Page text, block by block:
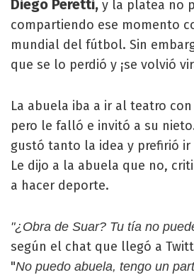
Diego Peretti, y la platea no
compartiendo ese momento
mundial del fútbol. Sin
que se lo perdió y ¡se volvió
La abuela iba a ir al teatro
pero le falló e invitó a su
gustó tanto la idea y prefirió
Le dijo a la abuela que no,
a hacer deporte.
"¿Obra de Suar? Tu tía no
según el chat que llegó a
"No puedo abuela, tengo un